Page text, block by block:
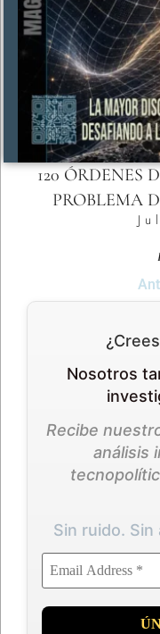
120 ÓRDENES
PROBLEMA
Nosotros
Recibe
análisis
Sin ruido.